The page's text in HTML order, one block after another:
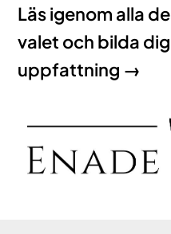
Läs igenom alla
valet och bilda
uppfattning →